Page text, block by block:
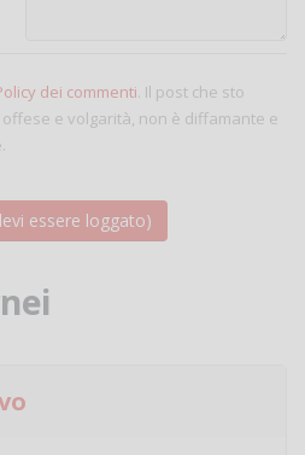
dei commenti. Il post che sto
e volgarità, non è diffamante e